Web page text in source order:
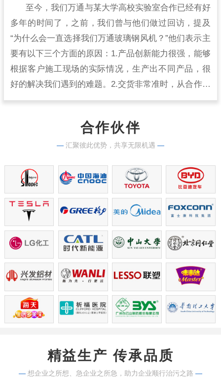
至今，我们万通与某大学高校实验室合作已经有好
多年的时间了，之前，我们曾与他们做过回访，提及
“为什么会一直选择我们万通玻璃钢风机？”他们表示主
要有以下三个方面的原因：1.产品创新能力很强，能够
根据客户施工现场的实际情况，生产出不同产品，很
好的解决我们遇到的难题。2.交货非常准时，从合作开
始到现在，从来没有出现过延时交货的情况，生产实
合作伙伴
— 汇聚彼此优势，共享无限机遇 —
精益生产 传承品质
— 想企业之所想、急企业之所急，助力企业顺行治污之路 —